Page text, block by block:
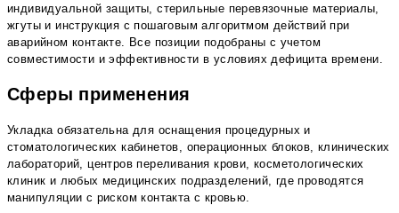
индивидуальной защиты, стерильные перевязочные материалы,
жгуты и инструкция с пошаговым алгоритмом действий при
аварийном контакте. Все позиции подобраны с учетом
совместимости и эффективности в условиях дефицита времени.
Сферы применения
Укладка обязательна для оснащения процедурных и
стоматологических кабинетов, операционных блоков, клинических
лабораторий, центров переливания крови, косметологических
клиник и любых медицинских подразделений, где проводятся
манипуляции с риском контакта с кровью.